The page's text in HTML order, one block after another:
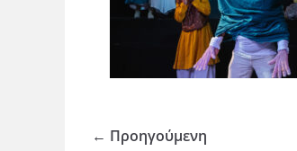
← Προηγούμενη